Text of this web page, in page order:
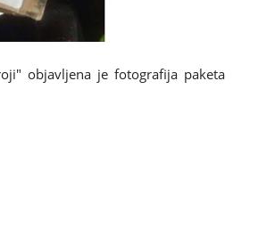
objavljena je fotografija paketa